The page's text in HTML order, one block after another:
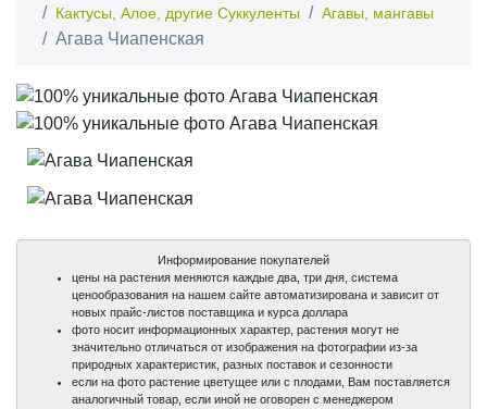
Кактусы, Алое, другие Суккуленты
Агавы, мангавы
Агава Чиапенская
Информирование покупателей
цены на растения меняются каждые два, три дня, система
ценообразования на нашем сайте автоматизирована и зависит от
новых прайс-листов поставщика и курса доллара
фото носит информационных характер, растения могут не
значительно отличаться от изображения на фотографии из-за
природных характеристик, разных поставок и сезонности
если на фото растение цветущее или с плодами, Вам поставляется
аналогичный товар, если иной не оговорен с менеджером